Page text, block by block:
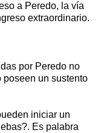
a Peredo, la vía
extraordinario.
por Peredo no
poseen un sustento
iniciar un
Es palabra